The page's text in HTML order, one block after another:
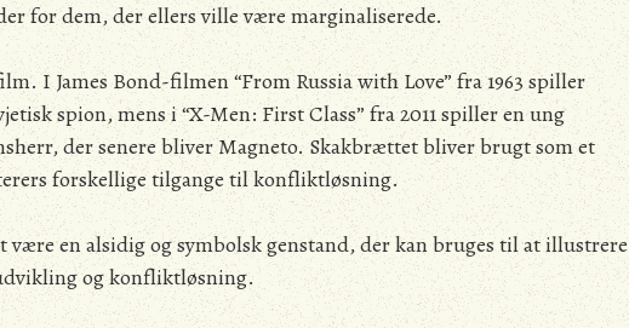
for dem, der ellers ville være marginaliserede.
I James Bond-filmen “From Russia with Love” fra 1963 spiller
spion, mens i “X-Men: First Class” fra 2011 spiller en ung
der senere bliver Magneto. Skakbrættet bliver brugt som et
forskellige tilgange til konfliktløsning.
være en alsidig og symbolsk genstand, der kan bruges til at illustrere
og konfliktløsning.